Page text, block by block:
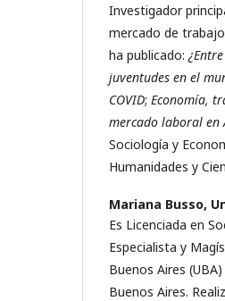
Investigador
mercado de
ha publicado:
juventudes en el
COVID; Economía,
mercado laboral en
Sociología y
Humanidades y
Mariana Busso,
Es Licenciada en
Especialista y
Buenos Aires
Buenos Aires.